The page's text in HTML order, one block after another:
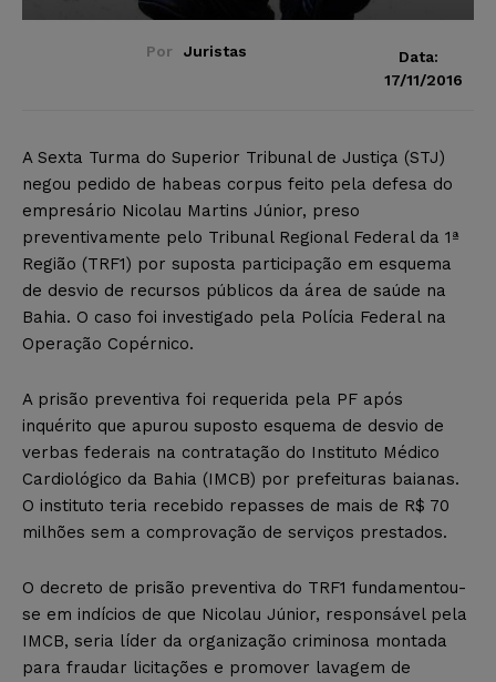
Por Juristas
Data:
17/11/2016
A Sexta Turma do Superior Tribunal de Justiça (STJ)
negou pedido de habeas corpus feito pela defesa do
empresário Nicolau Martins Júnior, preso
preventivamente pelo Tribunal Regional Federal da 1ª
Região (TRF1) por suposta participação em esquema
de desvio de recursos públicos da área de saúde na
Bahia. O caso foi investigado pela Polícia Federal na
Operação Copérnico.
A prisão preventiva foi requerida pela PF após
inquérito que apurou suposto esquema de desvio de
verbas federais na contratação do Instituto Médico
Cardiológico da Bahia (IMCB) por prefeituras baianas.
O instituto teria recebido repasses de mais de R$ 70
milhões sem a comprovação de serviços prestados.
O decreto de prisão preventiva do TRF1 fundamentou-
se em indícios de que Nicolau Júnior, responsável pela
IMCB, seria líder da organização criminosa montada
para fraudar licitações e promover lavagem de